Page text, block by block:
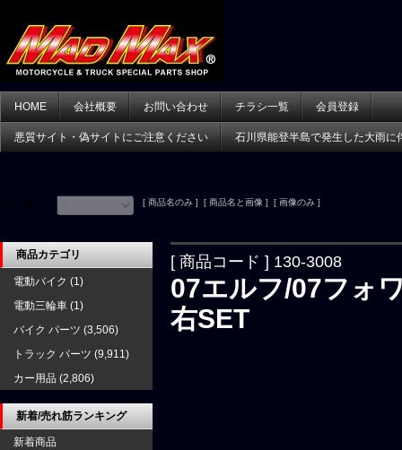
HOME 会社概要 お問い合わせ チラシ一覧 会員登録
悪質サイト・偽サイトにご注意ください 石川県能登半島で発生した大雨に
[ 商品名のみ ] [ 商品名と画像 ] [ 画像のみ ]
[ 商品コード ] 130-3008
07エルフ/07フォ
右SET
商品カテゴリ
電動バイク (1)
電動三輪車 (1)
バイク パーツ (3,506)
トラック パーツ (9,911)
カー用品 (2,806)
新着/売れ筋ランキング
新着商品